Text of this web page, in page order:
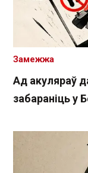
Ад акуляраў
забараніць у
Замежжа